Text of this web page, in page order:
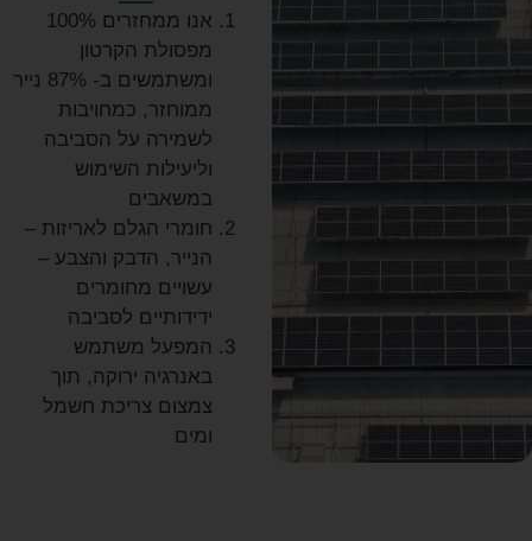
אנו ממחזרים 100%
מפסולת הקרטון
ומשתמשים ב- 87% נייר
ממוחזר, כמחויבות
לשמירה על הסביבה
וליעילות השימוש
במשאבים
חומרי הגלם לאריזות –
הנייר, הדבק והצבע –
עשויים מחומרים
ידידותיים לסביבה
המפעל משתמש
באנרגיה ירוקה, תוך
צמצום צריכת חשמל
ומים